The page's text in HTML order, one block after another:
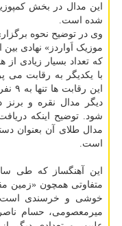
این مدال در بخش
شده است.
وی در توضیح نحوه
موزیک اَواردز» نهادی
که تعداد بسیار زیادی
با یکدیگر به رقابت می
دیگر مدال نقره و
شود. توضیح اینکه
مدال طلای آن بعنوان
است.
این آهنگساز که طی
متفاوتی همچون «زمین
خوشی و خرسندی است
میرمعصومی، حسام